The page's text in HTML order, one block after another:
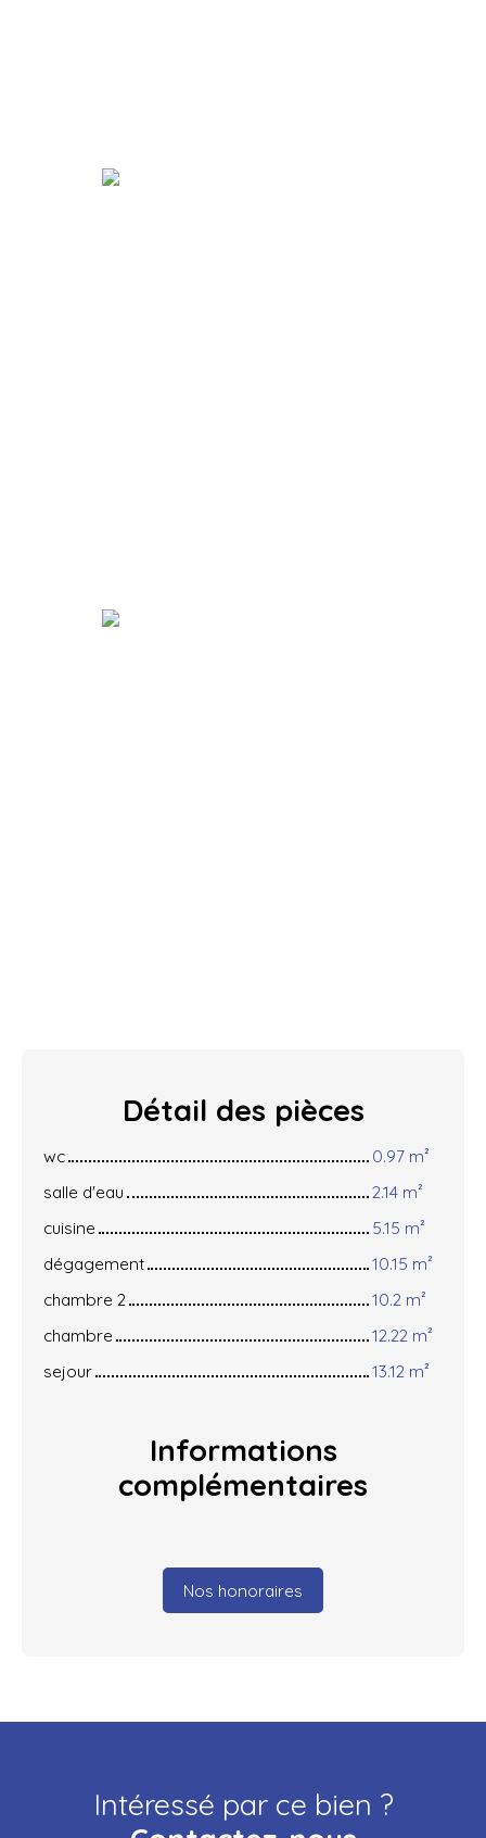
Détail des pièces
wc
0.97 m²
salle d'eau
2.14 m²
cuisine
5.15 m²
dégagement
10.15 m²
chambre 2
10.2 m²
chambre
12.22 m²
sejour
13.12 m²
Informations
complémentaires
Nos honoraires
Intéressé par ce bien ?